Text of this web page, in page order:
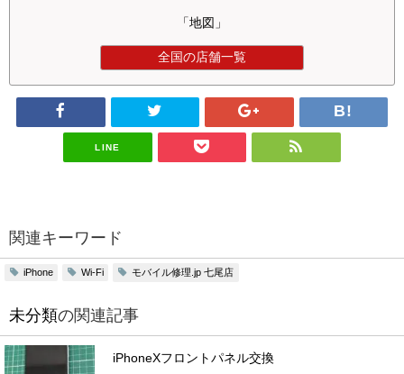
「地図」
全国の店舗一覧
LINE
関連キーワード
iPhone Wi-Fi モバイル修理.jp 七尾店
未分類の関連記事
iPhoneXフロントパネル交換